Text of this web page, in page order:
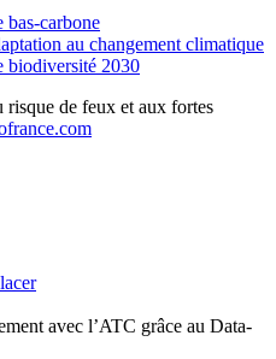
bas-carbone
au changement climatique
biodiversité 2030
risque de feux et aux fortes
avec l’ATC grâce au Data-